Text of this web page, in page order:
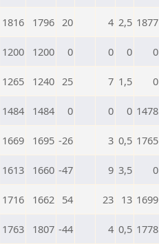
1816 1796 20 4 2,5 1877
1200 1200 0 0 0 0
1265 1240 25 7 1,5 0
1484 1484 0 0 0 1478
1669 1695 -26 3 0,5 1765
1613 1660 -47 9 3,5 0
1716 1662 54 23 13 1699
1763 1807 -44 4 0,5 1778